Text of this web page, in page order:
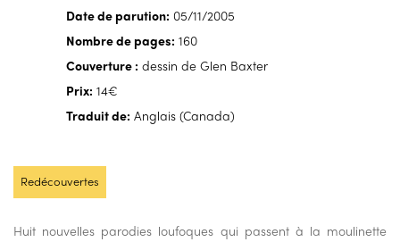
Date de parution: 05/11/2005
Nombre de pages: 160
Couverture : dessin de Glen Baxter
Prix: 14€
Traduit de: Anglais (Canada)
Redécouvertes
Huit nouvelles parodies loufoques qui passent à la moulinette